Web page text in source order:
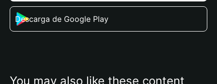
Descarga de Google Play
You may also like these content